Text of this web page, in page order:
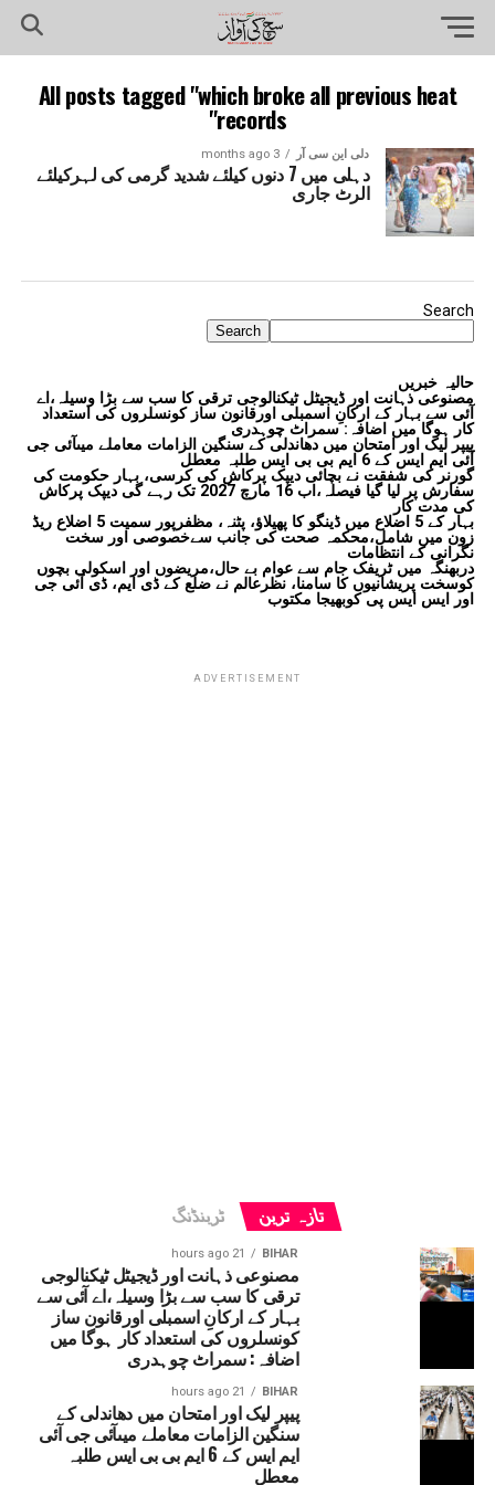
All posts tagged "which broke all previous heat
records"
دلی این سی آر 3 months ago
دہلی میں 7 دنوں کیلئے شدید گرمی کی لہرکیلئے
الرٹ جاری
Search
Search
حالیہ خبریں
مصنوعی ذہانت اور ڈیجیٹل ٹیکنالوجی ترقی کا سب سے بڑا وسیلہ،اے
آئی سے بہار کے ارکانِ اسمبلی اورقانون ساز کونسلروں کی استعداد
کار ہوگا میں اضافہ: سمراٹ چوہدری
پیپر لیک اور امتحان میں دھاندلی کے سنگین الزامات معاملے میںآئی جی
آئی ایم ایس کے 6 ایم بی بی ایس طلبہ معطل
گورنر کی شفقت نے بچائی دیپک پرکاش کی کرسی، بہار حکومت کی
سفارش پر لیا گیا فیصلہ،اب 16 مارچ 2027 تک رہے گی دیپک پرکاش
کی مدت کار
بہار کے 5 اضلاع میں ڈینگو کا پھیلاؤ، پٹنہ، مظفرپور سمیت 5 اضلاع ریڈ
زون میں شامل،محکمہ صحت کی جانب سےخصوصی اور سخت
نگرانی کے انتظامات
دربھنگہ میں ٹریفک جام سے عوام بے حال،مریضوں اور اسکولی بچوں
کوسخت پریشانیوں کا سامنا، نظرعالم نے ضلع کے ڈی ایم، ڈی آئی جی
اور ایس ایس پی کوبھیجا مکتوب
ADVERTISEMENT
تازہ ترین ٹرینڈنگ
BIHAR
21 hours ago
مصنوعی ذہانت اور ڈیجیٹل ٹیکنالوجی
ترقی کا سب سے بڑا وسیلہ،اے آئی سے
بہار کے ارکانِ اسمبلی اورقانون ساز
کونسلروں کی استعداد کار ہوگا میں
اضافہ: سمراٹ چوہدری
BIHAR
21 hours ago
پیپر لیک اور امتحان میں دھاندلی کے
سنگین الزامات معاملے میںآئی جی آئی
ایم ایس کے 6 ایم بی بی ایس طلبہ
معطل